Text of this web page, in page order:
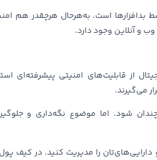
است. به‌هرحال هرچقدر هم
و آنلاین وجود دارد.
از قابلیت‌های امنیتی پیشرفته‌ای
شود. اما موضوع نگه‌داری و
دارایی‌های‌تان را مدیریت کنید. در کیف